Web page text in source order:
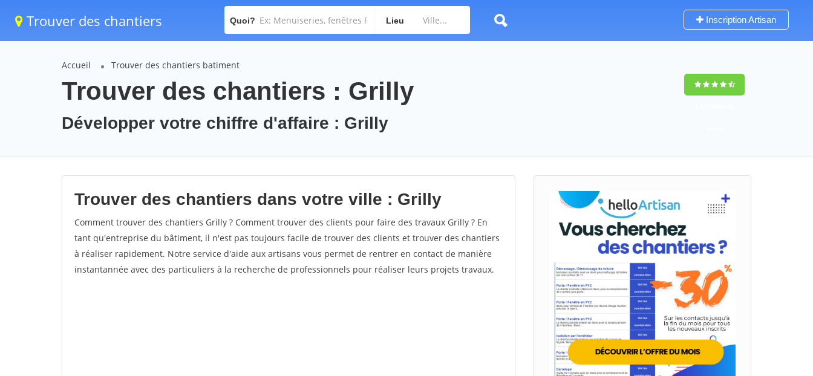
Trouver des chantiers Quoi? Lieu Inscription Artisan
Accueil Trouver des chantiers batiment
Trouver des chantiers : Grilly
Développer votre chiffre d'affaire : Grilly
Trouver des chantiers dans votre ville : Grilly
Comment trouver des chantiers Grilly ? Comment trouver des clients pour faire des travaux Grilly ? En
tant qu'entreprise du bâtiment, il n'est pas toujours facile de trouver des clients et trouver des chantiers
à réaliser rapidement. Notre service d'aide aux artisans vous permet de rentrer en contact de manière
instantannée avec des particuliers à la recherche de professionnels pour réaliser leurs projets travaux.